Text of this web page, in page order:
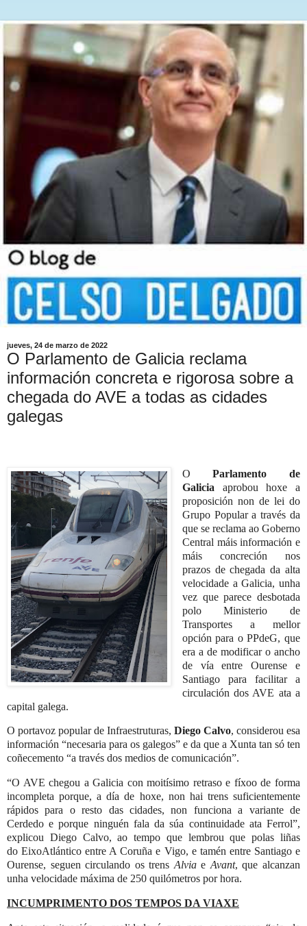
jueves, 24 de marzo de 2022
O Parlamento de Galicia reclama
información concreta e rigorosa sobre a
chegada do AVE a todas as cidades
galegas
OParlamento de
Galicia aprobou hoxe a
proposición non de lei do
Grupo Popular a través da
que se reclama ao Goberno
Central máis información e
máis concreción nos
prazos de chegada da alta
velocidade a Galicia, unha
vez que parece desbotada
polo Ministerio de
Transportes a mellor
opción para o PPdeG, que
era a de modificar o ancho
de vía entre Ourense e
Santiago para facilitar a
circulación dos AVE ata a
capital galega.
O portavoz popular de Infraestruturas, Diego Calvo, considerou esa
información “necesaria para os galegos” e da que a Xunta tan só ten
coñecemento “a través dos medios de comunicación”.
“O AVE chegou a Galicia con moitísimo retraso e fíxoo de forma
incompleta porque, a día de hoxe, non hai trens suficientemente
rápidos para o resto das cidades, non funciona a variante de
Cerdedo e porque ninguén fala da súa continuidade ata Ferrol”,
explicou Diego Calvo, ao tempo que lembrou que polas liñas
do EixoAtlántico entre A Coruña e Vigo, e tamén entre Santiago e
Ourense, seguen circulando os trens Alviae Avant, que alcanzan
unha velocidade máxima de 250 quilómetros por hora.
INCUMPRIMENTO DOS TEMPOS DA VIAXE